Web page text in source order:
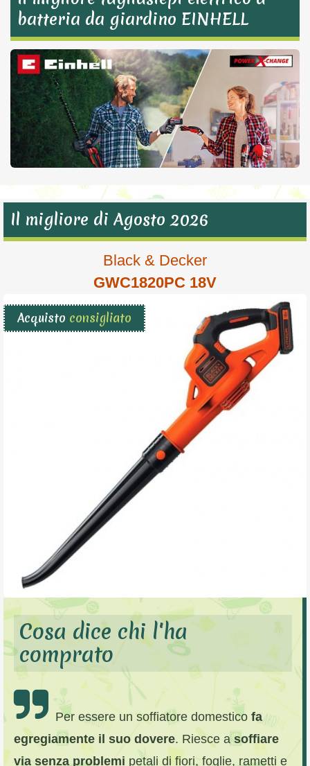
batteria da giardino EINHELL
Il migliore di Agosto 2026
Black & Decker
GWC1820PC 18V
Acquisto consigliato
Cosa dice chi l'ha
comprato
Per essere un soffiatore domestico fa
egregiamente il suo dovere. Riesce a soffiare
via senza problemi petali di fiori, foglie, rametti e